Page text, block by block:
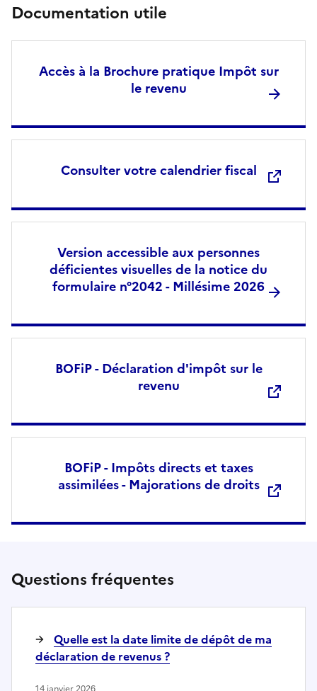
Documentation utile
Accès à la Brochure pratique Impôt sur
le revenu
Consulter votre calendrier fiscal
Version accessible aux personnes
déficientes visuelles de la notice du
formulaire n°2042 - Millésime 2026
BOFiP - Déclaration d'impôt sur le
revenu
BOFiP - Impôts directs et taxes
assimilées - Majorations de droits
Questions fréquentes
Quelle est la date limite de dépôt de ma
déclaration de revenus ?